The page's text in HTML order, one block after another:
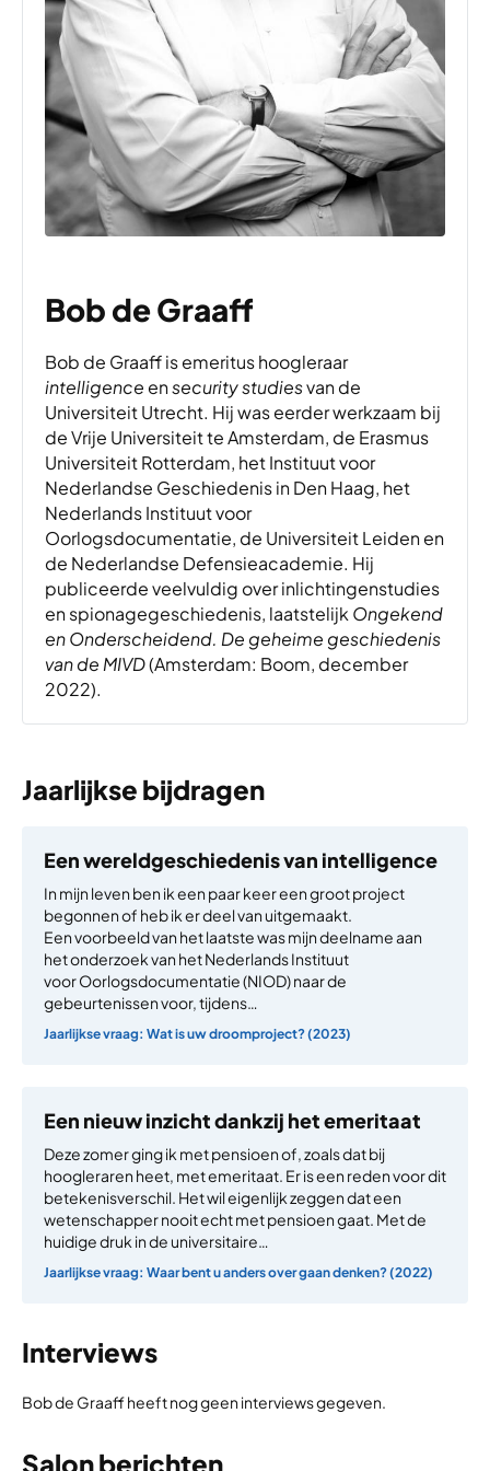
Bob de Graaff
Bob de Graaff is emeritus hoogleraar
intelligence ensecurity studiesvan de
Universiteit Utrecht. Hij was eerder werkzaam bij
de Vrije Universiteit te Amsterdam, de Erasmus
Universiteit Rotterdam, het Instituut voor
Nederlandse Geschiedenis in Den Haag, het
Nederlands Instituut voor
Oorlogsdocumentatie, de Universiteit Leiden en
de Nederlandse Defensieacademie. Hij
publiceerde veelvuldig over inlichtingenstudies
en spionagegeschiedenis, laatstelijkOngekend
en Onderscheidend. De geheime geschiedenis
van de MIVD(Amsterdam: Boom, december
2022).
Jaarlijkse bijdragen
Een wereldgeschiedenis van intelligence
In mijn leven ben ik een paar keer een groot project
begonnen of heb ik er deel van uitgemaakt.
Een voorbeeld van het laatste was mijn deelname aan
het onderzoek van het Nederlands Instituut
voor Oorlogsdocumentatie (NIOD) naar de
gebeurtenissen voor, tijdens…
Jaarlijkse vraag: Wat is uw droomproject? (2023)
Een nieuw inzicht dankzij het emeritaat
Deze zomer ging ik met pensioen of, zoals dat bij
hoogleraren heet, met emeritaat. Er is een reden voor dit
betekenisverschil. Het wil eigenlijk zeggen dat een
wetenschapper nooit echt met pensioen gaat. Met de
huidige druk in de universitaire…
Jaarlijkse vraag: Waar bent u anders over gaan denken? (2022)
Interviews
Bob de Graaff heeft nog geen interviews gegeven.
Salon berichten